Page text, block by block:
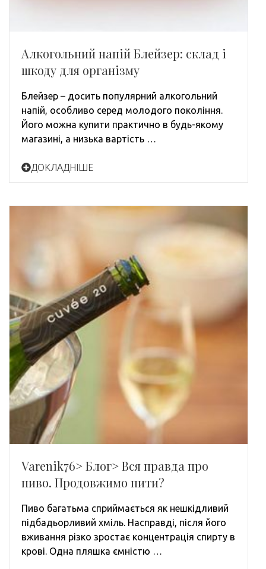
Алкогольний напій Блейзер: склад і
шкоду для організму
Блейзер – досить популярний алкогольний
напій, особливо серед молодого покоління.
Його можна купити практично в будь-якому
магазині, а низька вартість …
ДОКЛАДНІШЕ
Varenik76> Блог> Вся правда про
пиво. Продовжимо пити?
Пиво багатьма сприймається як нешкідливий
підбадьорливий хміль. Насправді, після його
вживання різко зростає концентрація спирту в
крові. Одна пляшка ємністю …